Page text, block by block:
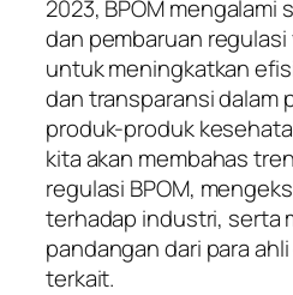
2023, BPOM mengalami
dan pembaruan
untuk meningkatkan
dan transparansi dalam
produk-produk
kita akan membahas
regulasi BPOM,
terhadap industri, serta
pandangan dari para
terkait.